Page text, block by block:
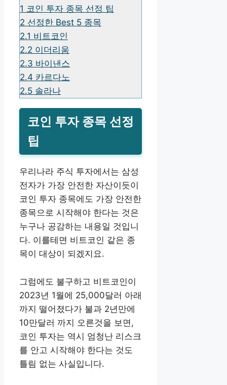
1 코인 투자 종목 선정 팁
2 선정한 Best 5 종목
2.1 비트코인
2.2 이더리움
2.3 바이낸스
2.4 카르다노
2.5 솔라나
코인 투자 종목 선정
팁
우리나라 주식 투자에서는 삼성
전자가 가장 안전한 자산이듯이
코인 투자 종목에도 가장 안전한
종목으로 시작해야 한다는 것은
누구나 공감하는 내용일 것입니
다. 이를테면 비트코인 같은 종
목이 대상이 되겠지요.
그럼에도 불구하고 비트코인이
2023년 1월에 25,000달러 아래
까지 떨어졌다가 불과 2년만에
10만달러 까지 오른것을 보면,
코인 투자는 역시 엄청난 리스크
를 안고 시작해야 한다는 것도
틀림 없는 사실입니다.